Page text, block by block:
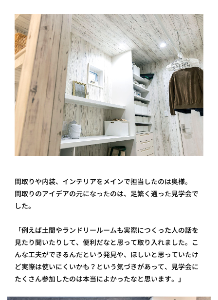
間取りや内装、インテリアをメインで担当したのは奥様。
間取りのアイデアの元になったのは、足繁く通った見学会で
した。
「例えば土間やランドリールームも実際につくった人の話を
見たり聞いたりして、便利だなと思って取り入れました。こ
んな工夫ができるんだという発見や、ほしいと思っていたけ
ど実際は使いにくいかも？という気づきがあって、見学会に
たくさん参加したのは本当によかったなと思います。」